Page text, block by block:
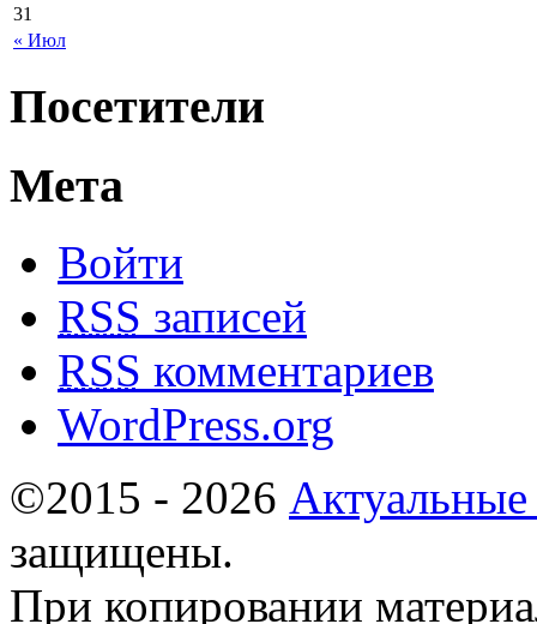
« Июл
31
Посетители
Мета
Войти
RSS записей
RSS комментариев
WordPress.org
©2015 - 2026
защищены.
При копировании